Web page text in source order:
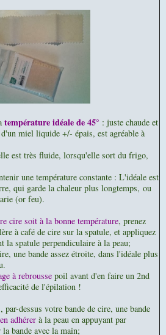
température idéale de 45° : juste chaude et
miel liquide +/- épais, est agréable à
est très fluide, lorsqu'elle sort du frigo,
une température constante : L'idéale est
qui garde la chaleur plus longtemps, ou
(or feu).
cire soit à la bonne température, prenez
à café de cire sur la spatule, et appliquez
la spatule perpendiculaire à la peau;
une bande assez étroite, dans l'idéale plus
à rebrousse poil avant d'en faire un 2nd
de l'épilation !
dessus votre bande de cire, une bande
adhérer à la peau en appuyant par
bande avec la main;